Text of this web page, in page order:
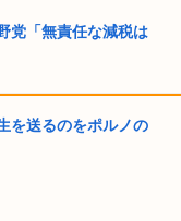
党「無責任な減税は
メ「金は？育児
のやらかしだよな
を送るのをポルノの